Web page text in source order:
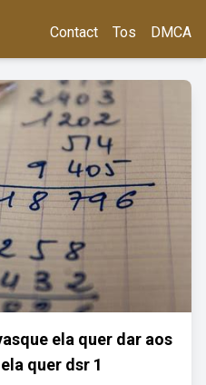
Contact Tos DMCA
ela quer dar aos
quer dsr 1